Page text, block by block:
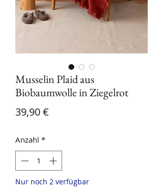
Musselin Plaid aus
Biobaumwolle in Ziegelrot
39,90 €
Anzahl *
Nur noch 2 verfügbar